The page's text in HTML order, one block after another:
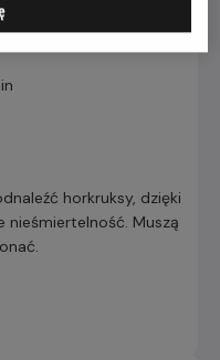
Insygnia Śmierci
horkruksy, dzięki
nieśmiertelność. Muszą